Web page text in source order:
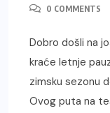
0 COMMENTS
Dobro došli na
kraće letnje
zimsku sezonu
Ovog puta na